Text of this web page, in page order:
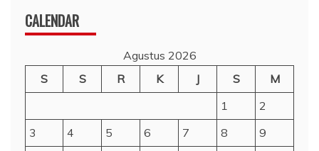
CALENDAR
Agustus 2026
S
S R K J S
M
1
2
3
4 5 6 7 8
9